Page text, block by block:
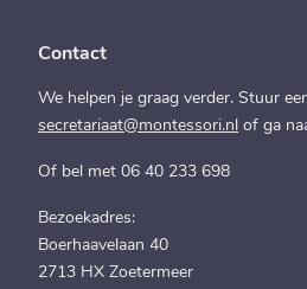
Contact
We helpen je graag verder. Stuur
secretariaat@montessori.nl of ga
Of bel met 06 40 233 698
Bezoekadres:
Boerhaavelaan 40
2713 HX Zoetermeer